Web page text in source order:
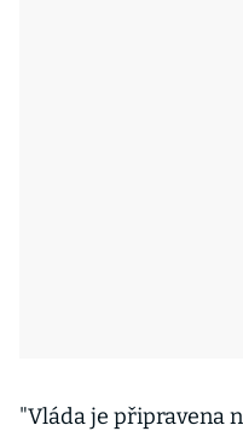
"Vláda je připravena